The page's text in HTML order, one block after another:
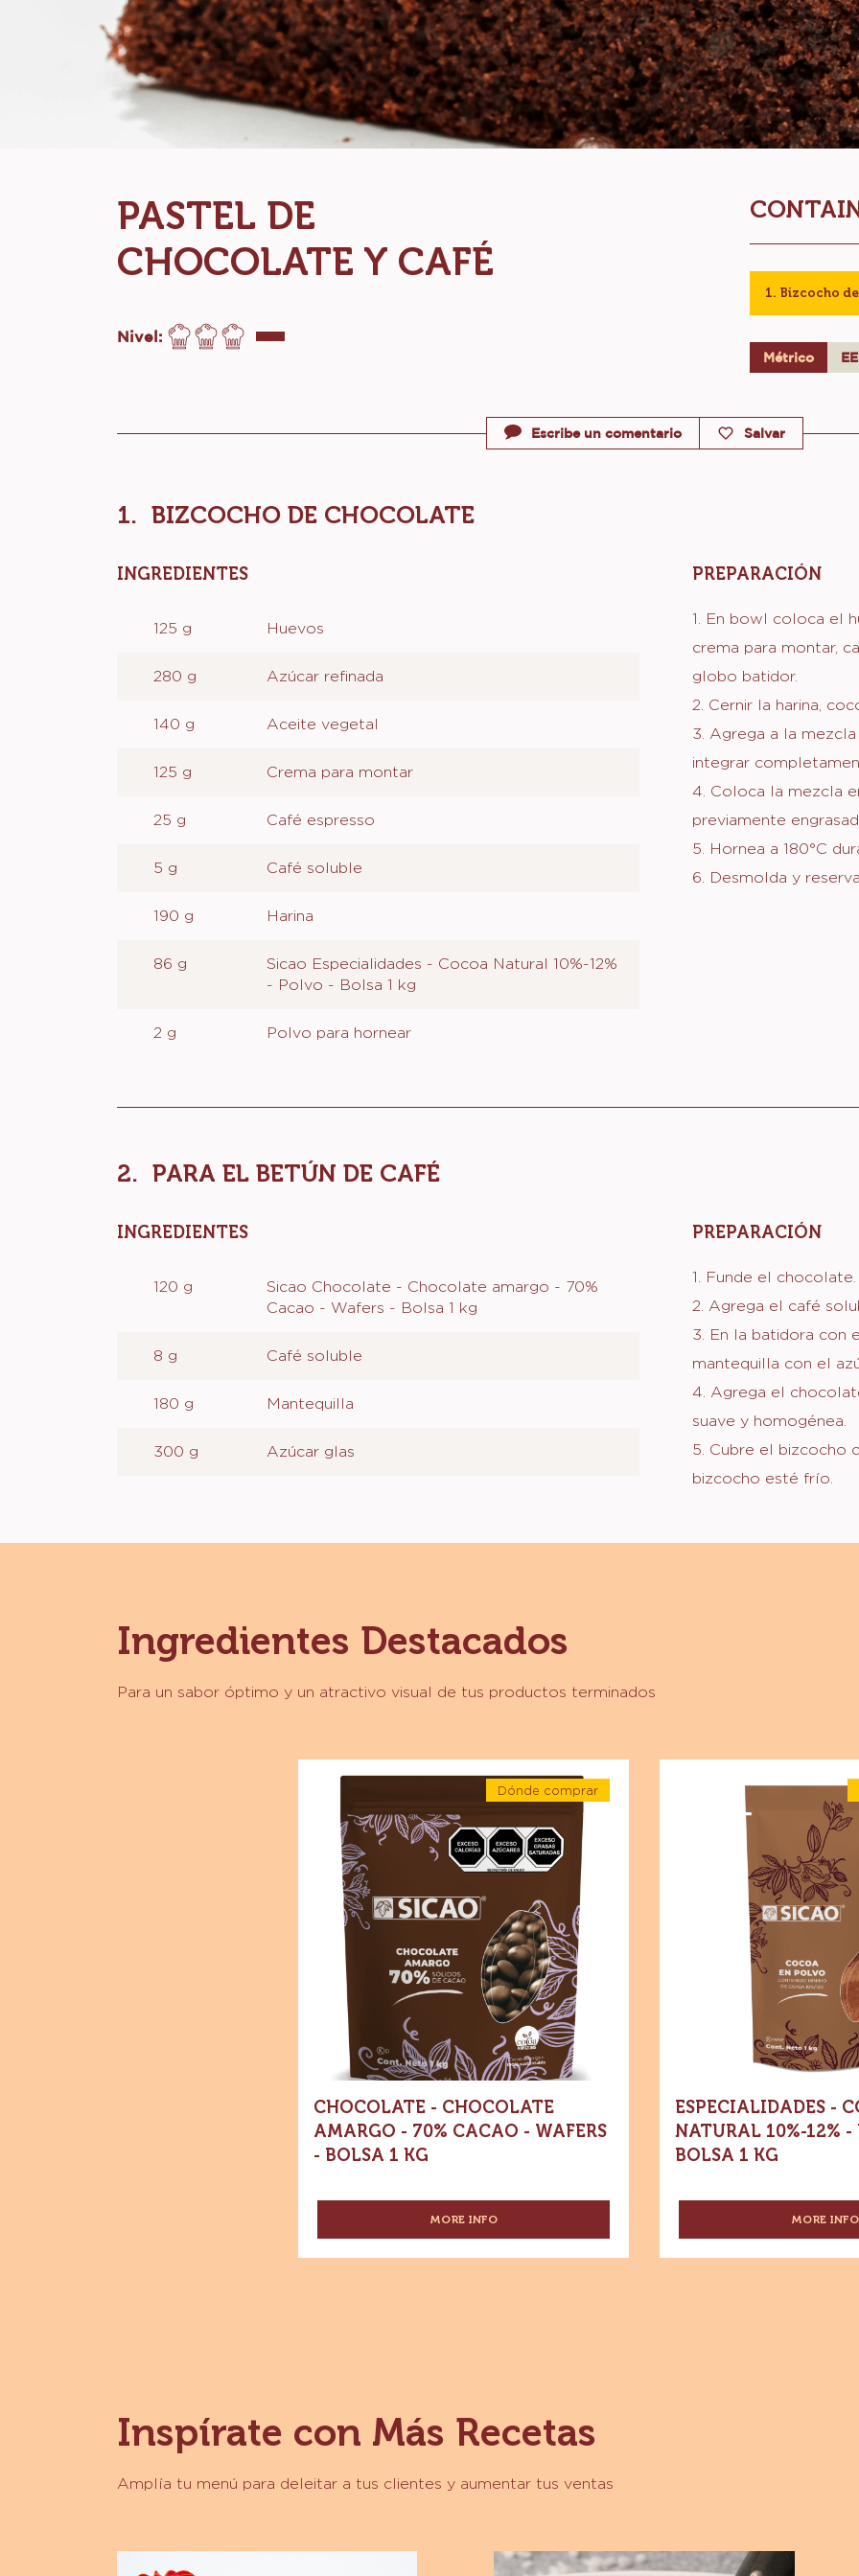
PASTEL DE
CHOCOLATE Y CAFÉ
Nivel:
Bizcocho
Métrico
Actions Escribe un comentario Salvar
BIZCOCHO DE CHOCOLATE
INGREDIENTES
DE
125 g Huevos
280 g Azúcar refinada
140 g Aceite vegetal
125 g Crema para montar
25 g Café espresso
5 g Café soluble
190 g Harina
86 g
Sicao Especialidades - Cocoa Natural 10%-12%
- Polvo - Bolsa 1 kg
2 g Polvo para hornear
PREPARACIÓN:
DE
1. En bowl coloca el
crema para montar,
globo batidor.
2. Cernir la harina,
3. Agrega a la
integrar
4. Coloca la mezcla
previamente
5. Hornea a 180°C
6. Desmolda y
PARA EL BETÚN DE CAFÉ
INGREDIENTES
EL
BETÚN
CAFÉ
120 g
Sicao Chocolate - Chocolate amargo - 70%
Cacao - Wafers - Bolsa 1 kg
8 g Café soluble
180 g Mantequilla
300 g Azúcar glas
PREPARACIÓN:
EL
1. Funde el chocolate.
2. Agrega el café
3. En la batidora con
mantequilla con el
4. Agrega el
suave y homogénea.
5. Cubre el bizcocho
bizcocho esté frío.
Ingredientes Destacados
Para un sabor óptimo y un atractivo visual de tus productos terminados
Dónde comprar
-
Chocolate
-
Chocolate
amargo
-
Cacao
-
Wafers
-
Bolsa
1
kg
CHOCOLATE - CHOCOLATE
AMARGO - 70% CACAO - WAFERS
- BOLSA 1 KG
MORE INFO
BOLSA
1
Chocolate
amargo
Cacao
Wafers
ESPECIALIDADES -
NATURAL 10%-12% -
BOLSA 1 KG
MORE INFO
Inspírate con Más Recetas
Amplía tu menú para deleitar a tus clientes y aumentar tus ventas
Trufas